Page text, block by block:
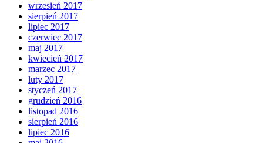
wrzesień 2017
sierpień 2017
lipiec 2017
czerwiec 2017
maj 2017
kwiecień 2017
marzec 2017
luty 2017
styczeń 2017
grudzień 2016
listopad 2016
sierpień 2016
lipiec 2016